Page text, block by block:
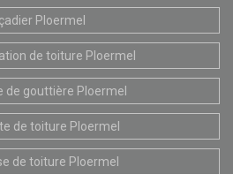
Ploermel
de toiture Ploermel
de gouttière Ploermel
de toiture Ploermel
de toiture Ploermel